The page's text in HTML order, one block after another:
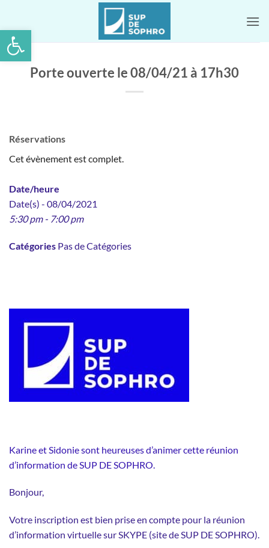
Ouvrir la barre d’outils
contenu
Porte ouverte le 08/04/21 à 17h30
Réservations
Cet évènement est complet.
Date/heure
Date(s) - 08/04/2021
5:30 pm - 7:00 pm
Catégories Pas de Catégories
Karine et Sidonie sont heureuses d’animer cette réunion
d’information de SUP DE SOPHRO.
Bonjour,
Votre inscription est bien prise en compte pour la réunion
d’information virtuelle sur SKYPE (site de SUP DE SOPHRO).